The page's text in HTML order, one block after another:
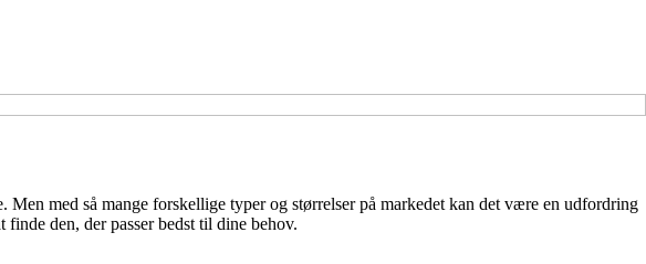
med så mange forskellige typer og størrelser på markedet kan det være en udfordring
den, der passer bedst til dine behov.